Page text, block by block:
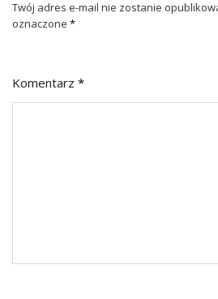
Twój adres e-mail nie zostanie
oznaczone *
Komentarz *